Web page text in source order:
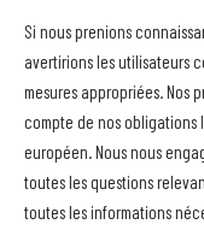
Si nous prenions
avertirions les utilisateurs
mesures appropriées. Nos
compte de nos obligations
européen. Nous nous
toutes les questions
toutes les informations